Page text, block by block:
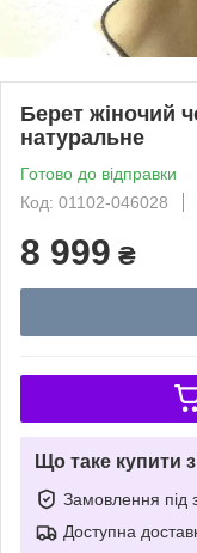
Берет жіночий
натуральне
Готово до відправки
Код: 01102-046028
8 999 ₴
Що таке купити
Замовлення під
Доступна